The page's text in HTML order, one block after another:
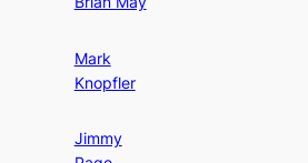
Mark
Knopfler
Jimmy